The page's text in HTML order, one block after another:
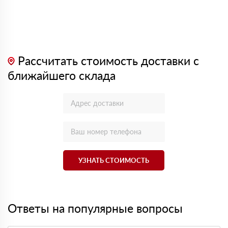
Рассчитать стоимость доставки с
ближайшего склада
УЗНАТЬ СТОИМОСТЬ
Ответы на популярные вопросы